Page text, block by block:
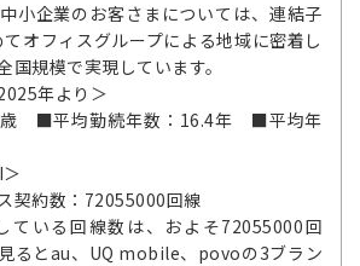
小企業のお客さまについては、連結子
オフィスグループによる地域に密着し
国規模で実現しています。
年より＞
歳 ■平均勤続年数：16.4年 ■平均年
契約数：72055000回線
ている回線数は、およそ72055000回
るとau、UQ mobile、povoの3ブラン